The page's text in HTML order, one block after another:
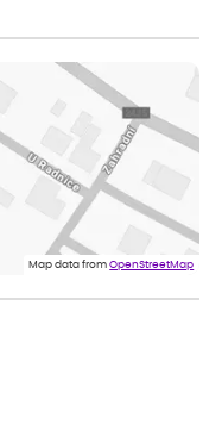
spokojená.
Map data fromOpenStreetMap